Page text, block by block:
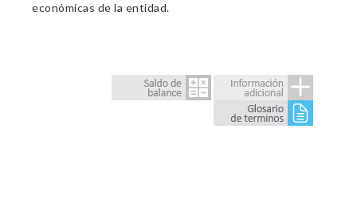
económicas de la entidad.